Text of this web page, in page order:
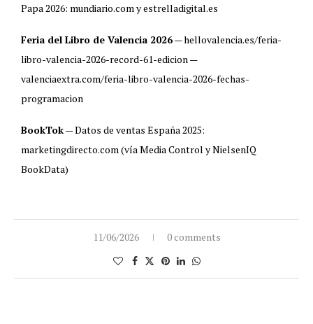
Papa 2026: mundiario.com y estrelladigital.es
Feria del Libro de Valencia 2026— hellovalencia.es/feria-
libro-valencia-2026-record-61-edicion —
valenciaextra.com/feria-libro-valencia-2026-fechas-
programacion
BookTok— Datos de ventas España 2025:
marketingdirecto.com (vía Media Control y NielsenIQ
BookData)
11/06/2026 0 comments